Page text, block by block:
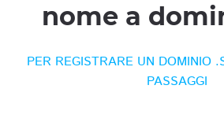
nome a
PER REGISTRARE UN DOMINIO
PASSAGGI